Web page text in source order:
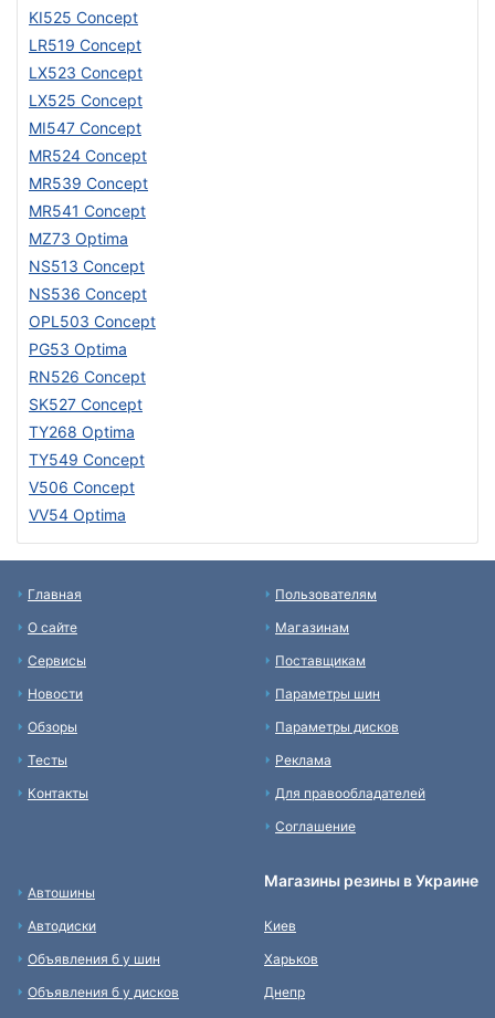
KI525 Concept
LR519 Concept
LX523 Concept
LX525 Concept
MI547 Concept
MR524 Concept
MR539 Concept
MR541 Concept
MZ73 Optima
NS513 Concept
NS536 Concept
OPL503 Concept
PG53 Optima
RN526 Concept
SK527 Concept
TY268 Optima
TY549 Concept
V506 Concept
VV54 Optima
Главная
О сайте
Сервисы
Новости
Обзоры
Тесты
Контакты
Пользователям
Магазинам
Поставщикам
Параметры шин
Параметры дисков
Реклама
Для правообладателей
Соглашение
Автошины
Автодиски
Объявления б у шин
Объявления б у дисков
Магазины резины в Украине
Киев
Харьков
Днепр